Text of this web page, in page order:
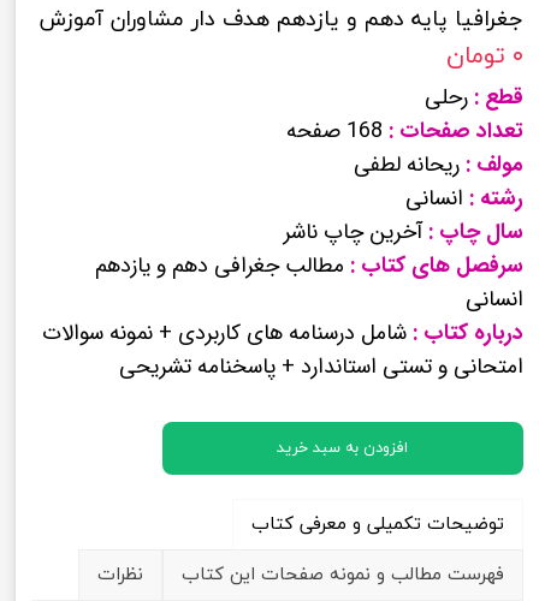
جغرافیا پایه دهم و یازدهم هدف دار مشاوران آموزش
۰ تومان
قطع : رحلی
تعداد صفحات : 168 صفحه
مولف : ریحانه لطفی
رشته : انسانی
سال چاپ :آخرین چاپ ناشر
سرفصل های کتاب : مطالب جغرافی دهم و یازدهم
انسانی
درباره کتاب : شامل درسنامه های کاربردی + نمونه سوالات
امتحانی و تستی استاندارد + پاسخنامه تشریحی
افزودن به سبد خرید
توضیحات تکمیلی و معرفی کتاب
فهرست مطالب و نمونه صفحات این کتاب
نظرات